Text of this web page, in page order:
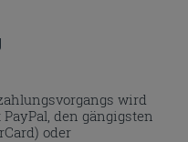
wird
den gängigsten
oder